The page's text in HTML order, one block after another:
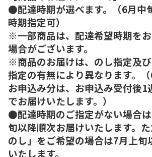
●配達時期が選べます。（6月中
時期指定可）
※一部商品は、配達希望時期を
場合がございます。
※商品のお届けは、のし指定及
指定の有無により異なります。
お申込み分は、お申込み受付後1
でお届けいたします。）
●配達時期のご指定がない場合
旬以降順次お届けいたします。
のし」をご希望の場合は7月上旬
いたします。